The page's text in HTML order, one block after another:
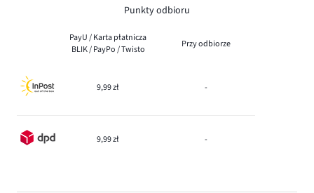
Punkty odbioru
PayU / Karta płatnicza
BLIK / PayPo / Twisto
Przy odbiorze
9,99 zł -
9,99 zł -